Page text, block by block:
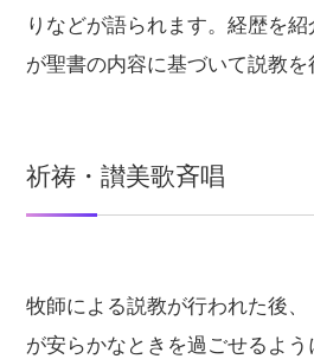
りなどが語られます。経歴を
が聖書の内容に基づいて説教を
祈祷・讃美歌斉唱
牧師による説教が行われた後、
が安らかなときを過ごせるよう